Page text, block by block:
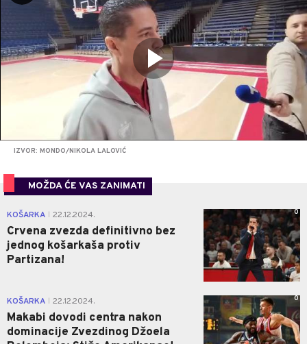
IZVOR: MONDO/NIKOLA LALOVIĆ
MOŽDA ĆE VAS ZANIMATI
KOŠARKA 22.12.2024.
Crvena zvezda definitivno bez
jednog košarkaša protiv
Partizana!
0
KOŠARKA 22.12.2024.
Makabi dovodi centra nakon
dominacije Zvezdinog Džoela
0